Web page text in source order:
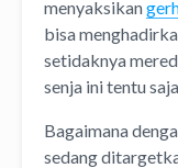
menyaksikan
bisa
setidaknya
senja ini tentu
Bagaimana
sedang